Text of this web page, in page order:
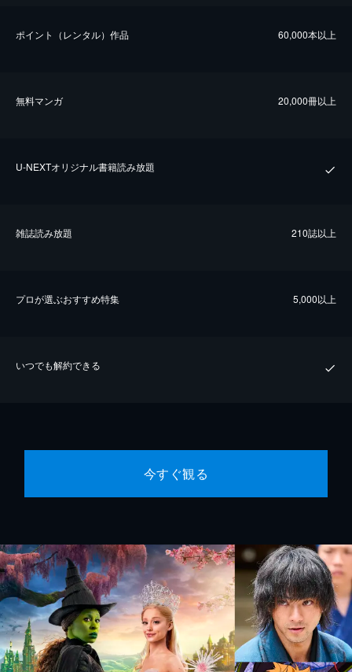
ポイント（レンタル）作品 60,000本以上
無料マンガ 20,000冊以上
U-NEXTオリジナル書籍読み放題
雑誌読み放題 210誌以上
プロが選ぶおすすめ特集 5,000以上
いつでも解約できる
今すぐ観る